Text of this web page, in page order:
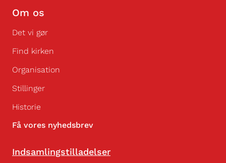
Om os
Det vi gør
Find kirken
Organisation
Stillinger
Historie
Få vores nyhedsbrev
Indsamlingstilladelser